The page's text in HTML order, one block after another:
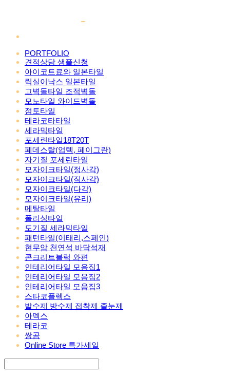
PORTFOLIO
견적상담 샘플신청
아이코트료와 일본타일
릭실이낙스 일본타일
고벽돌타일 조적벽돌
모노타일 와이드벽돌
점토타일
테라코타타일
세라믹타일
포세린타일18T20T
페데스탈(업텍, 페이그란)
자기질 포세린타일
모자이크타일(정사각)
모자이크타일(직사각)
모자이크타일(다각)
모자이크타일(유리)
메탈타일
폴리싱타일
도기질 세라믹타일
패턴타일(이태리,스페인)
현무암 천연석 바닥석재
콘크리트블럭 와편
인테리어타일 모음집1
인테리어타일 모음집2
인테리어타일 모음집3
스타코플렉스
발수제 방수제 접착제 줄눈제
아덱스
테라코
쌍곰
Online Store 특가세일